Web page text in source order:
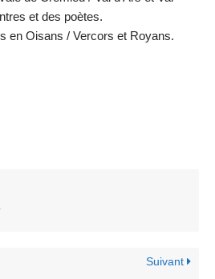
et des poètes.
en Oisans / Vercors et Royans.
Suivant